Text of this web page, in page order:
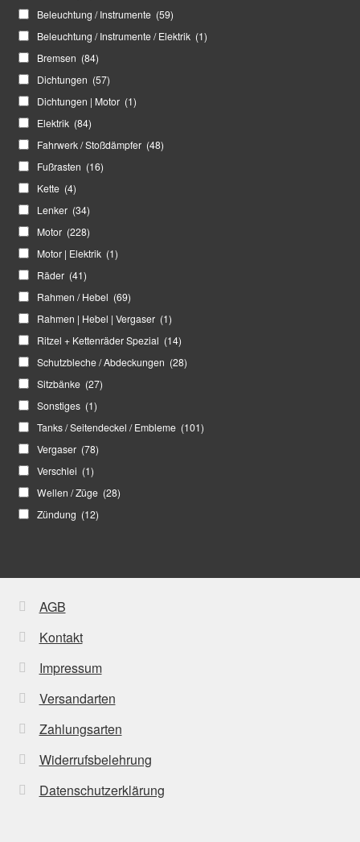
Beleuchtung / Instrumente (59)
Beleuchtung / Instrumente / Elektrik (1)
Bremsen (84)
Dichtungen (57)
Dichtungen | Motor (1)
Elektrik (84)
Fahrwerk / Stoßdämpfer (48)
Fußrasten (16)
Kette (4)
Lenker (34)
Motor (228)
Motor | Elektrik (1)
Räder (41)
Rahmen / Hebel (69)
Rahmen | Hebel | Vergaser (1)
Ritzel + Kettenräder Spezial (14)
Schutzbleche / Abdeckungen (28)
Sitzbänke (27)
Sonstiges (1)
Tanks / Seitendeckel / Embleme (101)
Vergaser (78)
Verschlei (1)
Wellen / Züge (28)
Zündung (12)
AGB
Kontakt
Impressum
Versandarten
Zahlungsarten
Widerrufsbelehrung
Datenschutzerklärung